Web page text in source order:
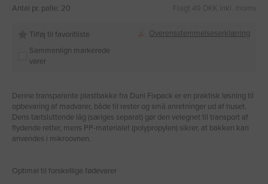
Antal pr. palle: 20 Fragt 49 DKK inkl. moms
Tilføj til favoritliste
Sammenlign markerede
varer
Overensstemmelseserklæring
Denne transparente plastbakke fra Duni Fixpack er en praktisk løsning til
opbevaring af madvarer, både til rester og små anretninger ud af huset.
Dens tætsluttende låg (sælges separat) gør den velegnet til transport af
flydende retter, mens PP-materialet (polypropylen) sikrer, at bakken kan
anvendes i mikroovnen.
Optimal til forskellige fødevarer